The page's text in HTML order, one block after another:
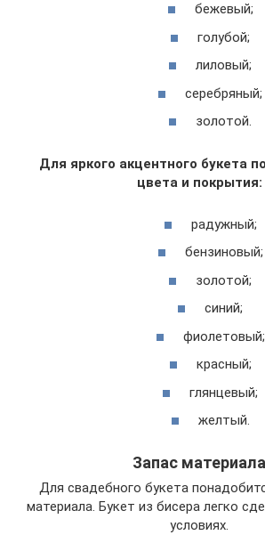
бежевый;
голубой;
лиловый;
серебряный;
золотой.
Для яркого акцентного букета
цвета и покрытия:
радужный;
бензиновый;
золотой;
синий;
фиолетовый;
красный;
глянцевый;
желтый.
Запас материала
Для свадебного букета
материала. Букет из бисера легко
условиях.